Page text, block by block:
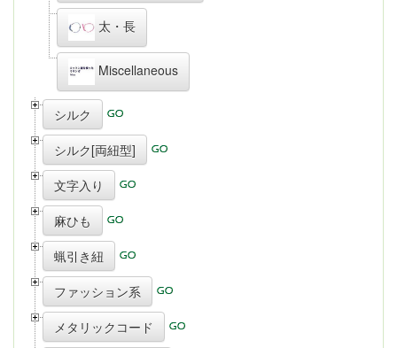
太・長
Miscellaneous
シルク
シルク[両紐型]
文字入り
麻ひも
蝋引き紐
ファッション系
メタリックコード